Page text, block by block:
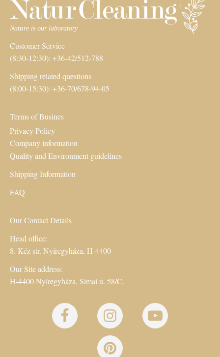
Customer Service
(8:30-12:30): +36-42/512-788
Shipping related questions
(8:00-15:30): +36-70/678-94-05
Terms of Busines
Privacy Policy
Company information
Quality and Environment guidelines
Shipping Information
FAQ
Our Contact Details
Head office:
8. Kéz str. Nyíregyháza, H-4400
Our Site address:
H-4400 Nyíregyháza, Simai u. 58/C.